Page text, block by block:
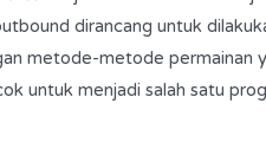
dirancang untuk
metode-metode permainan
untuk menjadi salah satu